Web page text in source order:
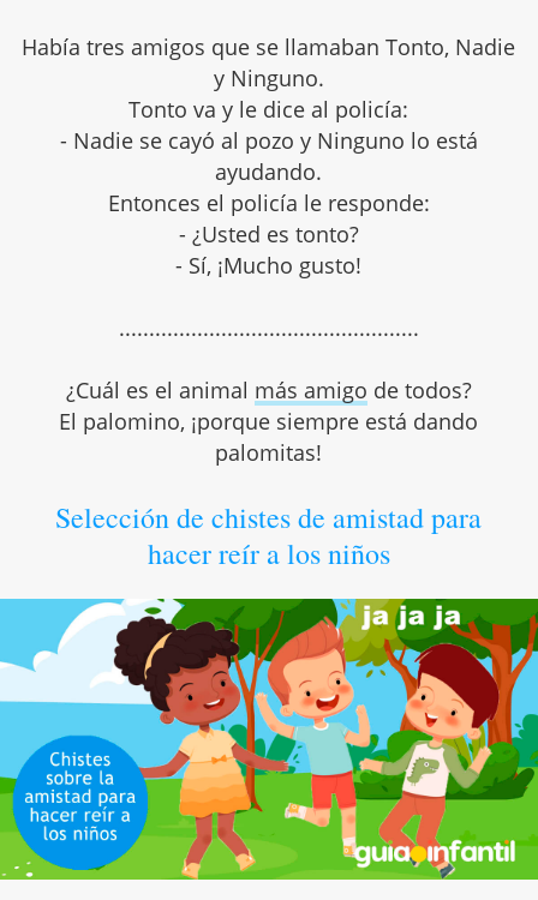
Había tres amigos que se llamaban Tonto, Nadie
y Ninguno.
Tonto va y le dice al policía:
- Nadie se cayó al pozo y Ninguno lo está
ayudando.
Entonces el policía le responde:
- ¿Usted es tonto?
- Sí, ¡Mucho gusto!
..................................................
¿Cuál es el animal más amigo de todos?
El palomino, ¡porque siempre está dando
palomitas!
Selección de chistes de amistad para
hacer reír a los niños